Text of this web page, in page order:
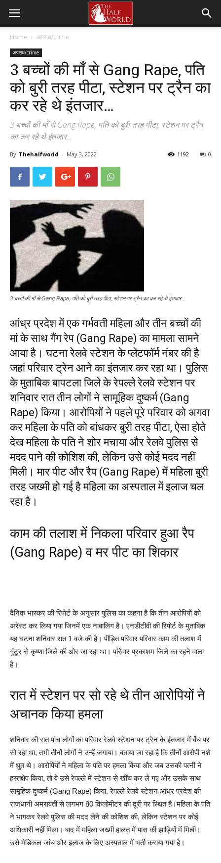
Home अपराध/crime
अपराध/crime
3 बच्चों की माँ से Gang Rape, पति
को बुरी तरह पीटा, स्टेशन पर ट्रैन का
कर रहे थे इंतजार…
3 बच्चों की माँ से Gang Rape, पति को बुरी तरह पीटा, स्टेशन पर ट्रैन
का कर रहे थे इंतजार...
By Thehalfworld - May 3, 2022 0
1192
3 बच्चों की माँ से Gang Rape, पति को बुरी तरह पीटा, स्टेशन पर ट्रैन का कर रहे थे इंतजार...
आंध्र प्रदेश में एक गर्भवती महिला और तीन बच्चों की
मां के साथ गैंग रेप (Gang Rape) का मामला सामने
आया है। घटना रेलवे स्टेशन के प्लेटफॉर्म नंबर की है
जहां परिवार ट्रेन आने का इंतजार कर रहा था। पुलिस
के मुताबिक बापटला जिले के रेपल्ले रेलवे स्टेशन पर
शनिवार रात तीन लोगों ने सामूहिक दुष्कर्म (Gang
Rape) किया। आरोपियों ने पहले पूरे परिवार को अगवा
कर महिला के पति को बांधकर बुरी तरह पीटा, ऐसा होते
देख महिला के पति ने शोर मचाया और रेलवे पुलिस से
मदद पाने की कोशिश की, लेकिन उसे कोई मदद नहीं
मिली। मार पीट और रैप (Gang Rape) में महिला बुरी
तरह जख्मी हो गई है महिला का अस्पताल में इलाज चल
रहा है।
काम की तलाश में निकला परिवार हुआ रैप
(Gang Rape) व मर पीट का शिकार
दैनिक भास्कर की रिपोर्ट के अनुसार पुलिस का कहना है कि तीन आरोपियों को
अरेस्ट कर लिया गया जिनमें एक नाबालिग है। एनडीटीवी की रिपोर्ट के मुताबिक
यह घटना शनिवार रात 1 बजे की है। पीड़ित परिवार परिवार काम की तलाश में
गुंटूर से कृष्णा जिले की ओर जा रहा था। परिवार प्रकाशम जिले का रहने वाला
है।
रात में स्टेशन पर सो रहे थे तीन आरोपियों ने
अचानक किया हमला
शनिवार की रात पांच लोगों का परिवार रेलवे स्टेशन पर ट्रेन के इंतजार में बेंच पर
सो रहा था, तभी तीनों लोगों ने उन्हें जगाया। बताया जा रहा है कि तीनों आरोपी नशे
में धुत थे। आरोपियों ने महिला के पति पर हमला किया और जब उसकी पत्नी ने
हस्तक्षेप किया, तो वे उसे रेपल्ले में स्टेशन से खींच कर ले गए और उसके साथ
सामूहिक दुष्कर्म (Gang Rape) किया. रेपल्ले रेलवे स्टेशन आंध्र प्रदेश की
राजधानी अमरावती से लगभग 80 किलोमीटर की दूरी पर स्थित है।महिला के पति
ने भागकर रेलवे पुलिस की मदद लेने की कोशिश की, लेकिन स्टेशन पर कोई
अधिकारी नहीं मिला। बाद में महिला जख्मी हालत में पास की झाड़ियों में मिली।
उसे मेडिकल जांच और इलाज के लिए अस्पताल में भर्ती कराया गया है।